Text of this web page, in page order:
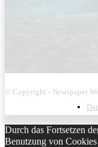
© Copyright - Newspaper
Durch das Fortsetzen
Benutzung von Cookies